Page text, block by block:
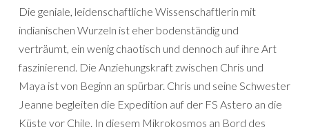
Die geniale, leidenschaftliche Wissenschaftlerin mit
indianischen Wurzeln ist eher bodenständig und
verträumt, ein wenig chaotisch und dennoch auf ihre Art
faszinierend. Die Anziehungskraft zwischen Chris und
Maya ist von Beginn an spürbar. Chris und seine Schwester
Jeanne begleiten die Expedition auf der FS Astero an die
Küste vor Chile. In diesem Mikrokosmos an Bord des